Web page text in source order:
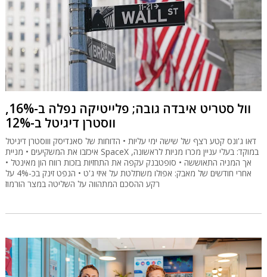
וול סטריט איבדה גובה; פלייטיקה נפלה ב-16%,
ווסטרן דיגיטל ב-12%
דאו ג'ונס קטע רצף של שישה ימי עליות • הדוחות של סאנדיסק וווסטרן דיגיטל
איכזבו את המשקיעים • מניית SpaceX במוקד: בעלי עניין מכרו מניות לראשונה,
אך המניה התאוששה • סופטבנק עקפה את התחזיות בזכות רווח הון מאינטל •
אחרי חודשים של מאבק: אפולו משתלטת על איזי ג'ט • הנפט זינק בכ-4% על
רקע ההסכם המתהווה על השליטה במצר הורמוז